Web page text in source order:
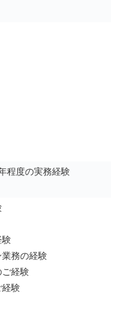
程度の実務経験
験
業務の経験
ご経験
経験